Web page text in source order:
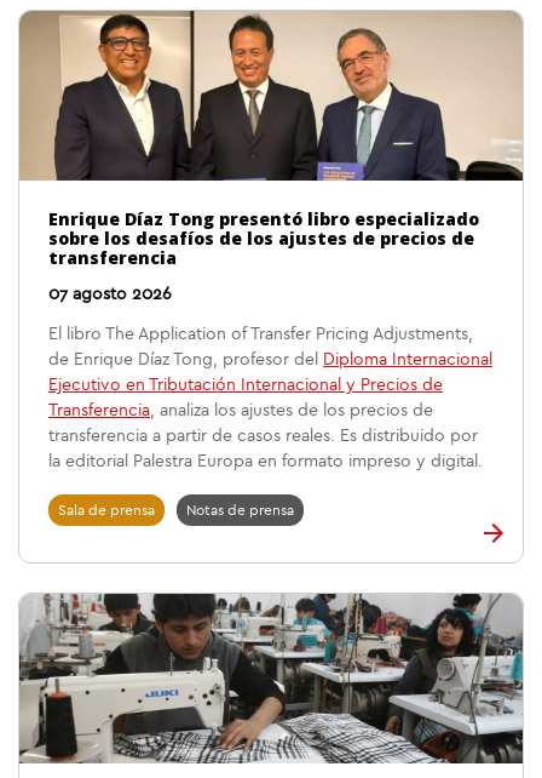
Enrique Díaz Tong presentó libro especializado
sobre los desafíos de los ajustes de precios de
transferencia
07 agosto 2026
El libro The Application of Transfer Pricing Adjustments,
de Enrique Díaz Tong, profesor del
Diploma Internacional
Ejecutivo en Tributación Internacional y Precios de
Transferencia, analiza los ajustes de los precios de
transferencia a partir de casos reales. Es distribuido por
la editorial Palestra Europa en formato impreso y digital.
Sala de prensa Notas de prensa